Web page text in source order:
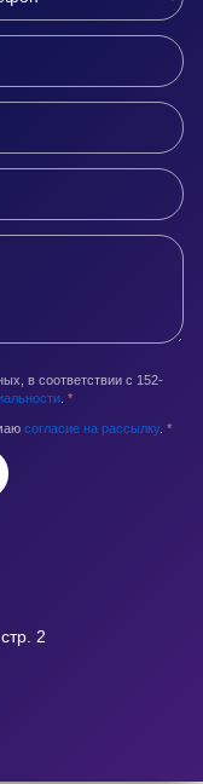
в соответствии с 152-
*
согласие на рассылку. *
2